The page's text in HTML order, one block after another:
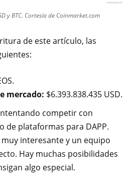
y BTC. Cortesía de Coinmarket.com
de este artículo, las
mercado: $6.393.838.435 USD.
competir con
de plataformas para DAPP.
interesante y un equipo
Hay muchas posibilidades
algo especial.